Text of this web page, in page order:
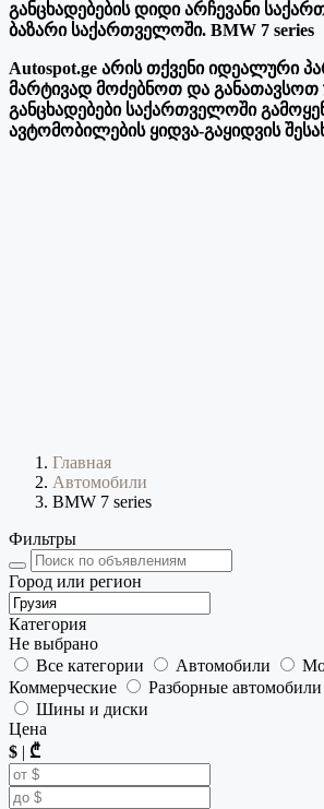
განცხადებების დიდი არჩევანი
ბაზარი საქართველოში. BMW 7 series
Autospot.ge არის თქვენი იდეალური
მარტივად მოძებნოთ და განათავსოთ
განცხადებები საქართველოში
ავტომობილების ყიდვა-გაყიდვის
Главная
Автомобили
BMW 7 series
Фильтры
Город или регион
Категория
Не выбрано
Все категории
Автомобили
Коммерческие
Разборные автомобили
Шины и диски
Цена
$ | ₾